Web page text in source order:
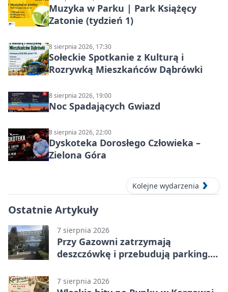
Muzyka w Parku | Park Książęcy
Zatonie (tydzień 1)
8 sierpnia 2026, 17:30
Sołeckie Spotkanie z Kulturą i
Rozrywką Mieszkańców Dąbrówki
8 sierpnia 2026, 19:00
Noc Spadających Gwiazd
8 sierpnia 2026, 22:00
Dyskoteka Dorosłego Człowieka –
Zielona Góra
Kolejne wydarzenia
Ostatnie Artykuły
7 sierpnia 2026
Przy Gazowni zatrzymają
deszczówkę i przebudują parking.
7 sierpnia 2026